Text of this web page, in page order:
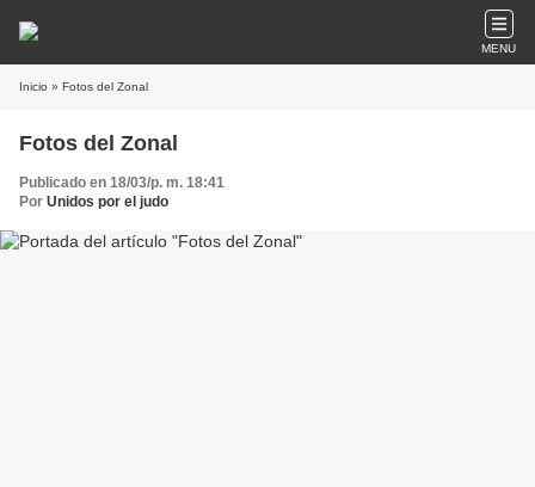
MENU
Inicio » Fotos del Zonal
Fotos del Zonal
Publicado en 18/03/p. m. 18:41
Por Unidos por el judo